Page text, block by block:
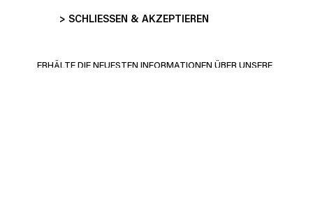
> SCHLIESSEN & AKZEPTIEREN
ABONNE-TOI ET PROFITE DE
ERHÄLTE DIE NEUESTEN INFORMATIONEN ÜBER UNSERE